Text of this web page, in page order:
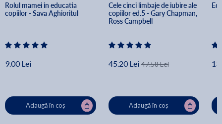
Rolul mamei in educatia
copiilor - Sava Aghioritul
9.00 Lei
Adaugă în coș
Cele cinci limbaje de iubire ale
copiilor ed.5 - Gary Chapman,
Ross Campbell
45.20 Lei 47.58 Lei
Adaugă în coș